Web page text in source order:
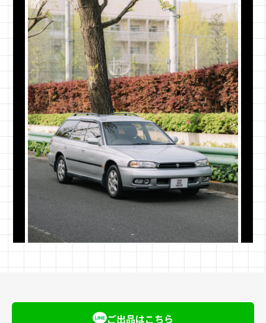
ご出品はこちら
沖縄本島
¥250,000
沖縄本島
離島
別途お見積もり 各離島
TBCCでは、大切な車両の価値を守り、かつ安全に
確実にお手元へ届けるため、独自の配送基準を設け